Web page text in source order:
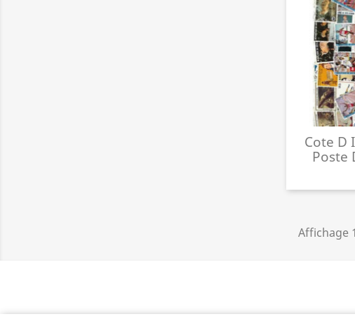
Cote D
Poste
Affichage